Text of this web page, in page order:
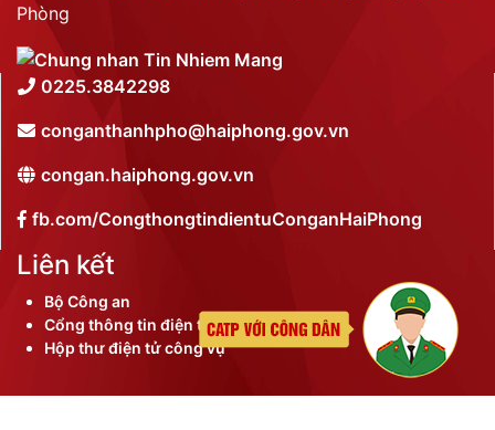
Phòng
0225.3842298
conganthanhpho@haiphong.gov.vn
congan.haiphong.gov.vn
fb.com/CongthongtindientuConganHaiPhong
Liên kết
Bộ Công an
Cổng thông tin điện tử thành phố
Hộp thư điện tử công vụ